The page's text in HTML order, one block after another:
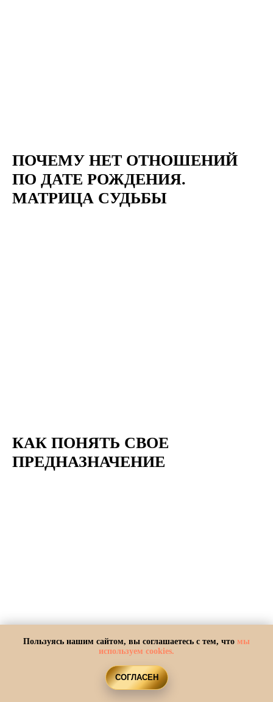
ПОЧЕМУ НЕТ ОТНОШЕНИЙ
ПО ДАТЕ РОЖДЕНИЯ.
МАТРИЦА СУДЬБЫ
КАК ПОНЯТЬ СВОЕ
ПРЕДНАЗНАЧЕНИЕ
Пользуясь нашим сайтом, вы соглашаетесь с тем, что мы
используем cookies.
СОГЛАСЕН